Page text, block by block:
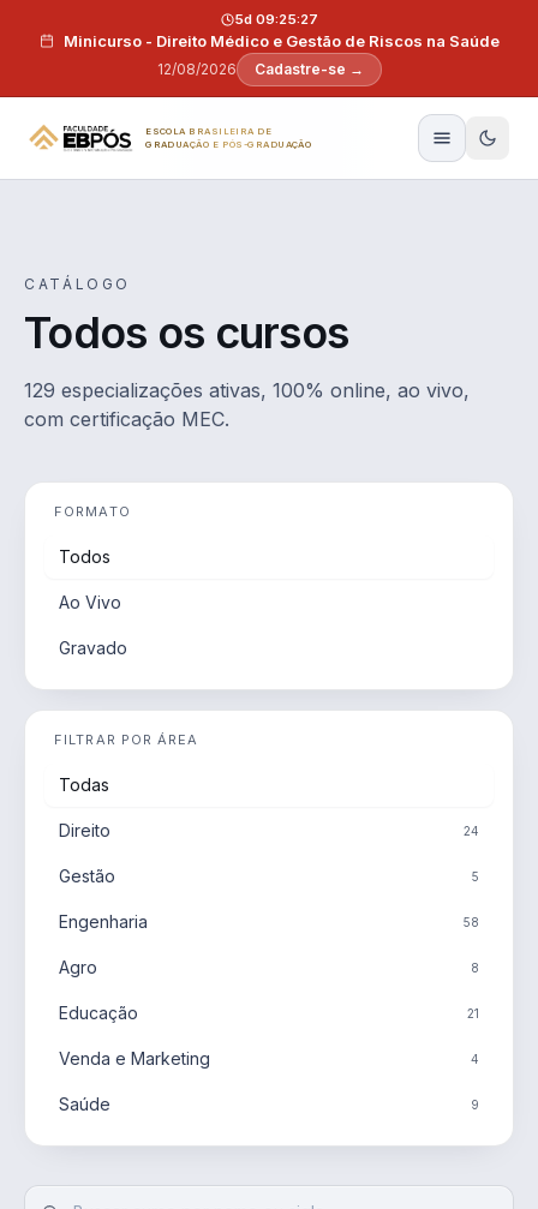
Minicurso - Direito Médico e Gestão de Riscos na Saúde
12/08/2026
5d 09:25:26
Cadastre-se →
ESCOLA BRASILEIRA DE
GRADUAÇÃO E PÓS-GRADUAÇÃO
CATÁLOGO
Todos os cursos
129 especializações ativas, 100% online, ao vivo,
com certificação MEC.
FORMATO
Todos
Ao Vivo
Gravado
FILTRAR POR ÁREA
Todas
Direito 24
Gestão 5
Engenharia 58
Agro 8
Educação 21
Venda e Marketing 4
Saúde 9